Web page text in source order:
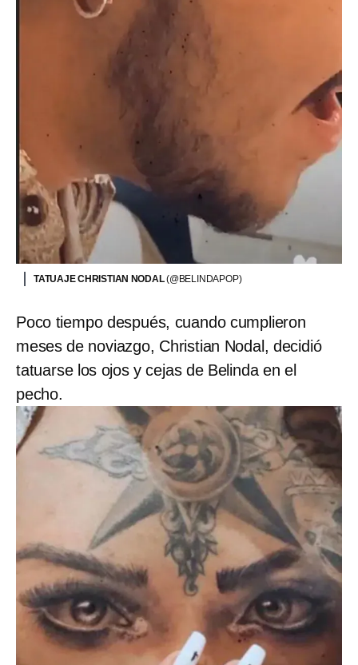
TATUAJE CHRISTIAN NODAL(@BELINDAPOP)
Poco tiempo después, cuando cumplieron
meses de noviazgo, Christian Nodal, decidió
tatuarse los ojos y cejas de Belinda en el
pecho.